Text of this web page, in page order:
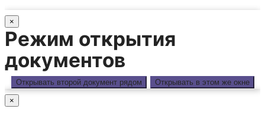
×
Режим открытия
документов
Открывать второй документ рядом Открывать в этом же окне
×